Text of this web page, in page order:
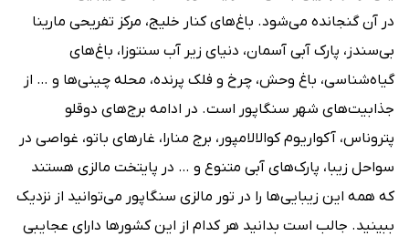
در آن گنجانده می‌شود. باغ‌های کنار خلیج، مرکز تفریحی مارینا
بی‌سندز، پارک آبی آسمان، دنیای زیر آب سنتوزا، باغ‌های
گیاه‌شناسی، باغ وحش، چرخ و فلک پرنده، محله چینی‌ها و … از
جذابیت‌های شهر سنگاپور است. در ادامه برج‌های دوقلو
پتروناس، آکواریوم کوالالامپور، برج منارا، غارهای باتو، غواصی در
سواحل زیبا، پارک‌های آبی متنوع و … در پایتخت مالزی هستند
که همه این زیبایی‌ها را در تور مالزی سنگاپور می‌توانید از نزدیک
ببینید. جالب است بدانید هر کدام از این کشورها دارای عجایبی